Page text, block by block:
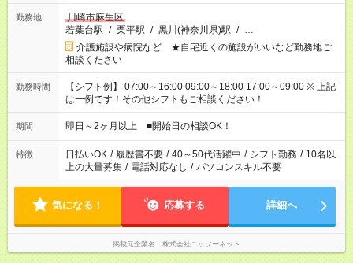
勤務地
川崎市麻生区
若葉台駅 / 栗平駅 / 黒川(神奈川県)駅 / …
介護施設や病院など ★自宅近くの施設がいいなど勤務地ご
相談ください
勤務時間
【シフト例】 07:00～16:00 09:00～18:00 17:00～09:00 ※ 上記
は一例です！その他シフトもご相談ください！
期間 即日～2ヶ月以上 ■開始日の相談OK！
特徴 日払いOK / 履歴書不要 / 40～50代活躍中 / シフト勤務 / 10名以
上の大量募集 / 電話対応なし / パソコンスキル不要
気になる！ 応募する 詳細へ
掲載元企業名 株式会社ニッソーネット